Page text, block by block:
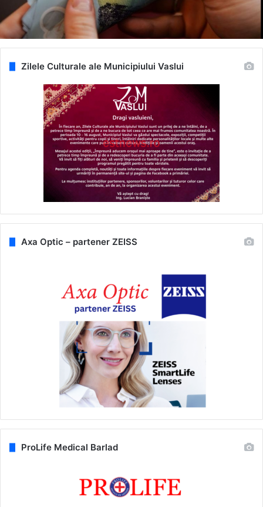
Zilele Culturale ale Municipiului Vaslui
Axa Optic – partener ZEISS
ProLife Medical Barlad